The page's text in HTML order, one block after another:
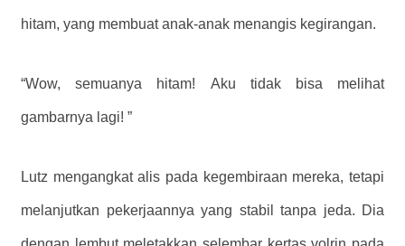
hitam, yang membuat anak-anak menangis kegirangan.
“Wow, semuanya hitam! Aku tidak bisa melihat
gambarnya lagi! ”
Lutz mengangkat alis pada kegembiraan mereka, tetapi
melanjutkan pekerjaannya yang stabil tanpa jeda. Dia